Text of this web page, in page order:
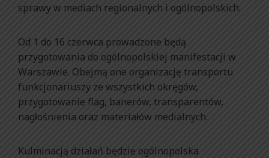
sprawy w mediach regionalnych i ogólnopolskich.
Od 1 do 16 czerwca prowadzone będą
przygotowania do ogólnopolskiej manifestacji w
Warszawie. Obejmą one organizację transportu
funkcjonariuszy ze wszystkich okręgów,
przygotowanie flag, banerów, transparentów,
nagłośnienia oraz materiałów medialnych.
Kulminacją działań będzie ogólnopolska